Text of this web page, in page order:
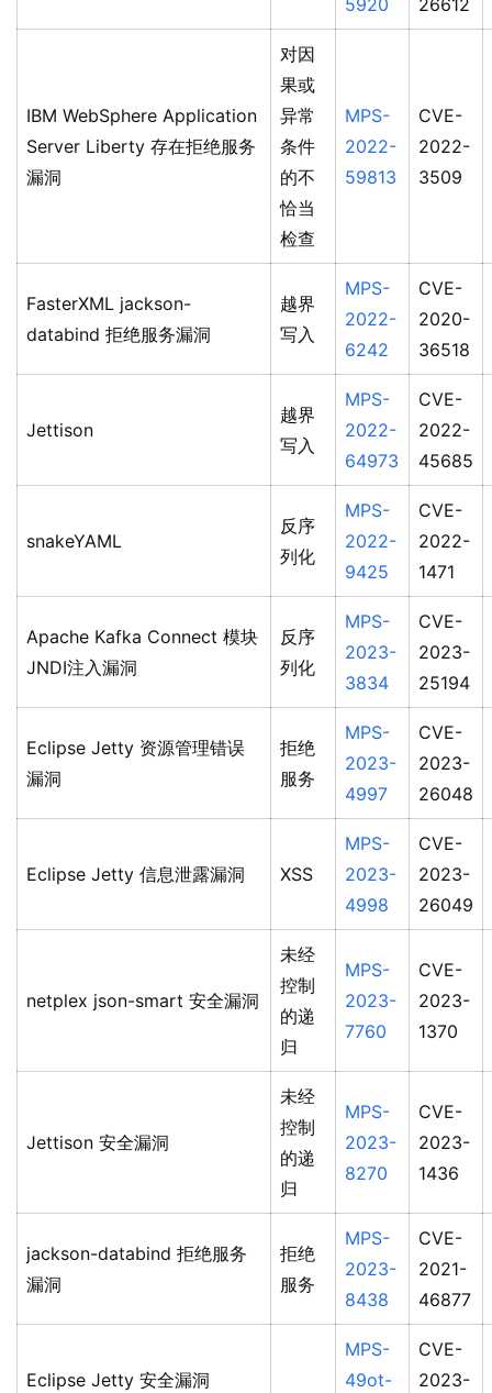
5920 26612
IBM WebSphere Application
Server Liberty 存在拒绝服务
漏洞
对因
果或
异常
条件
的不
恰当
检查
MPS-
2022-
59813
CVE-
2022-
3509
FasterXML jackson-
databind 拒绝服务漏洞
越界
写入
MPS-
2022-
6242
CVE-
2020-
36518
Jettison
越界
写入
MPS-
2022-
64973
CVE-
2022-
45685
snakeYAML
反序
列化
MPS-
2022-
9425
CVE-
2022-
1471
Apache Kafka Connect 模块
JNDI注入漏洞
反序
列化
MPS-
2023-
3834
CVE-
2023-
25194
Eclipse Jetty 资源管理错误
漏洞
拒绝
服务
MPS-
2023-
4997
CVE-
2023-
26048
Eclipse Jetty 信息泄露漏洞 XSS
MPS-
2023-
4998
CVE-
2023-
26049
netplex json-smart 安全漏洞
未经
控制
的递
归
MPS-
2023-
7760
CVE-
2023-
1370
Jettison 安全漏洞
未经
控制
的递
归
MPS-
2023-
8270
CVE-
2023-
1436
jackson-databind 拒绝服务
漏洞
拒绝
服务
MPS-
2023-
8438
CVE-
2021-
46877
Eclipse Jetty 安全漏洞
MPS-
49ot-
CVE-
2023-